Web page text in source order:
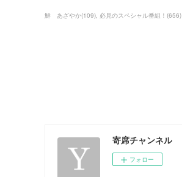
鮮 あざやか(109) 必見のスペシャル番組！ (656)
寄席チャンネル
フォロー